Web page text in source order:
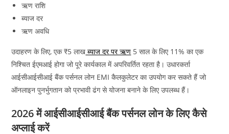
ऋण राशि
ब्याज दर
ऋण अवधि
उदाहरण के लिए, एक ₹5 लाख ब्याज दर पर ऋण 5 साल के लिए 11% का एक
निश्चित ईएमआई होगा जो पूरे कार्यकाल में अपरिवर्तित रहता है। उधारकर्ता
आईसीआईसीआई बैंक पर्सनल लोन EMI कैलकुलेटर का उपयोग कर सकते हैं जो
ऑनलाइन पुनर्भुगतान को प्रभावी ढंग से योजना बनाने के लिए उपलब्ध हैं।
2026 में आईसीआईसीआई बैंक पर्सनल लोन के लिए कैसे
अप्लाई करें